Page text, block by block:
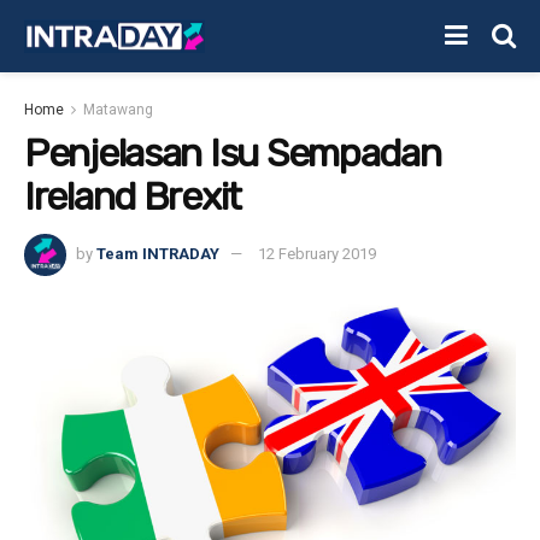
Home Matawang
Penjelasan Isu Sempadan
Ireland Brexit
by Team INTRADAY 12 February 2019